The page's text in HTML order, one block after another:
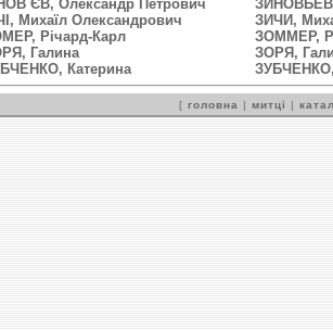
Олександр Петрович
Михаїл Олександрович
ЗИЧИ,
Річард-Карл
ЗОММЕР,
Галина
ЗОРЯ,
Катерина
[ головна | митці |